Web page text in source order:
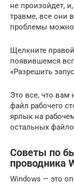
не произойдет,
травме, все они
проблемы
Щелкните
появившемся
«Разрешить
Это все, что вам
файл рабочего
ярлык на
остальных
Советы по
проводника
Windows — это